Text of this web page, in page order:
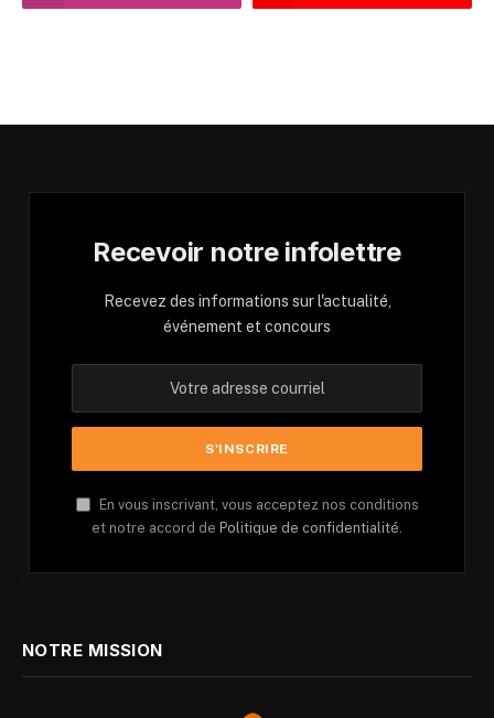
Recevoir notre infolettre
Recevez des informations sur l'actualité,
événement et concours
En vous inscrivant, vous acceptez nos conditions
et notre accord de Politique de confidentialité.
NOTRE MISSION